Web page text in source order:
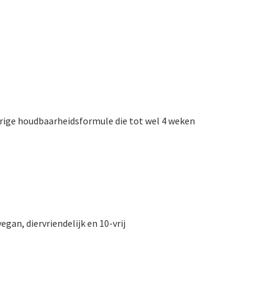
houdbaarheidsformule die tot wel 4 weken
diervriendelijk en 10-vrij